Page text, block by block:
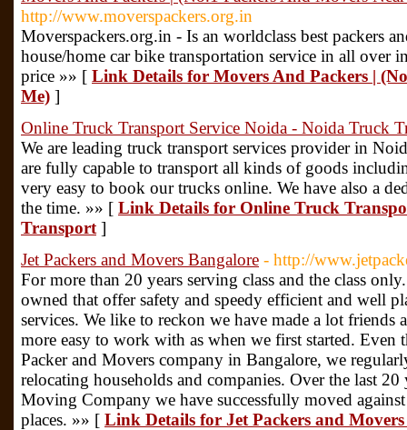
http://www.moverspackers.org.in
Moverspackers.org.in - Is an worldclass best packers
house/home car bike transportation service in all over
price »» [ Link Details for Movers And Packers |
Me) ]
Online Truck Transport Service Noida - Noida Truck
We are leading truck transport services provider in
are fully capable to transport all kinds of goods
very easy to book our trucks online. We have also a
the time. »» [ Link Details for Online Truck
Transport ]
Jet Packers and Movers Bangalore - http://
For more than 20 years serving class and the class
owned that offer safety and speedy efficient and well
services. We like to reckon we have made a lot friends
more easy to work with as when we first started. Even
Packer and Movers company in Bangalore, we
relocating households and companies. Over the last
Moving Company we have successfully moved
places.​ »» [ Link Details for Jet Packers and